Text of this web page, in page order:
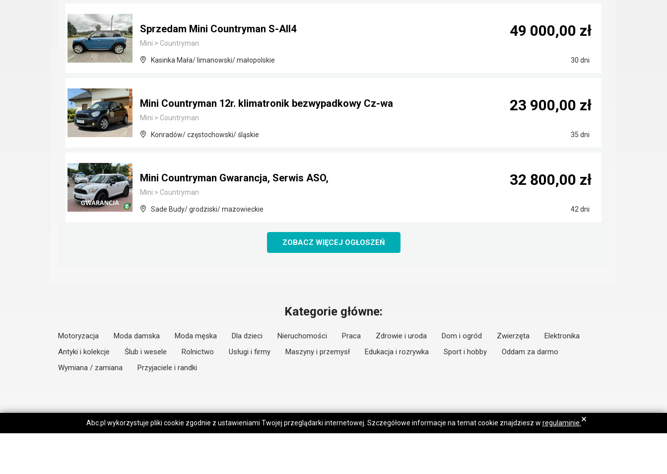
Sprzedam Mini Countryman S-All4
Mini > Countryman
Kasinka Mała/ limanowski/ małopolskie 30 dni
49 000,00 zł
Mini Countryman 12r. klimatronik bezwypadkowy Cz-wa
Mini > Countryman
Konradów/ częstochowski/ śląskie 35 dni
23 900,00 zł
Mini Countryman Gwarancja, Serwis ASO,
Mini > Countryman
Sade Budy/ grodziski/ mazowieckie 42 dni
32 800,00 zł
ZOBACZ WIĘCEJ OGŁOSZEŃ
Kategorie główne:
Motoryzacja Moda damska Moda męska Dla dzieci Nieruchomości Praca Zdrowie i uroda Dom i ogród Zwierzęta
Elektronika
Antyki i kolekcje
Ślub i wesele Rolnictwo Usługi i firmy Maszyny i przemysł Edukacja i rozrywka Sport i hobby
Oddam za darmo
Wymiana / zamiana
Przyjaciele i randki
Abc.pl wykorzystuje pliki cookie zgodnie z ustawieniami Twojej przeglądarki internetowej. Szczegółowe informacje na temat cookie znajdziesz w regulaminie. ×